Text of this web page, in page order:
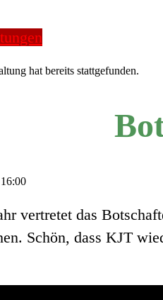
hat bereits stattgefunden.
16:00
vertretet das
Schön, dass KJT